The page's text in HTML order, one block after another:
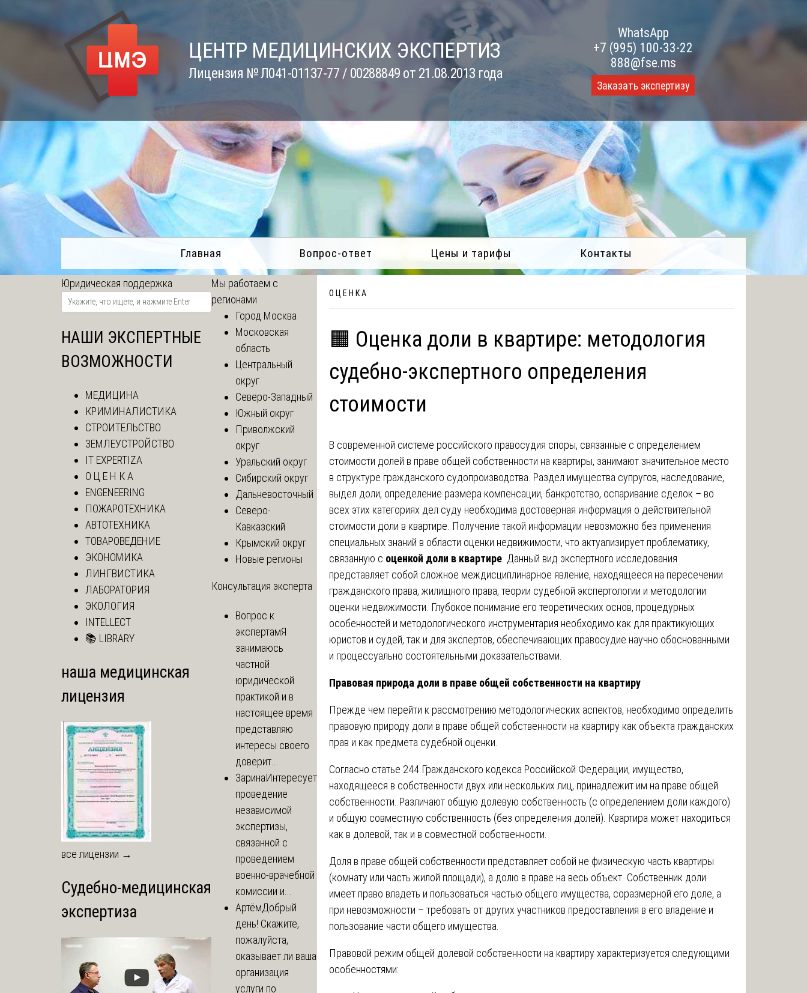
ЦЕНТР МЕДИЦИНСКИХ ЭКСПЕРТИЗ
Лицензия № Л041-01137-77 / 00288849 от 21.08.2013 года
WhatsApp
+7 (995) 100-33-22
888@fse.ms
Заказать экспертизу
Главная Вопрос-ответ Цены и тарифы Контакты
О Ц Е Н К А
🟧 Оценка доли в квартире: методология
судебно-экспертного определения
стоимости
В современной системе российского правосудия споры, связанные с определением
стоимости долей в праве общей собственности на квартиры, занимают значительное место
в структуре гражданского судопроизводства. Раздел имущества супругов, наследование,
выдел доли, определение размера компенсации, банкротство, оспаривание сделок – во
всех этих категориях дел суду необходима достоверная информация о действительной
стоимости доли в квартире. Получение такой информации невозможно без применения
специальных знаний в области оценки недвижимости, что актуализирует проблематику,
связанную с оценкой доли в квартире . Данный вид экспертного исследования
представляет собой сложное междисциплинарное явление, находящееся на пересечении
гражданского права, жилищного права, теории судебной экспертологии и методологии
оценки недвижимости. Глубокое понимание его теоретических основ, процедурных
особенностей и методологического инструментария необходимо как для практикующих
юристов и судей, так и для экспертов, обеспечивающих правосудие научно обоснованными
и процессуально состоятельными доказательствами.
Правовая природа доли в праве общей собственности на квартиру
Прежде чем перейти к рассмотрению методологических аспектов, необходимо определить
правовую природу доли в праве общей собственности на квартиру как объекта гражданских
прав и как предмета судебной оценки.
Согласно статье 244 Гражданского кодекса Российской Федерации, имущество,
находящееся в собственности двух или нескольких лиц, принадлежит им на праве общей
собственности. Различают общую долевую собственность (с определением доли каждого)
и общую совместную собственность (без определения долей). Квартира может находиться
как в долевой, так и в совместной собственности.
Доля в праве общей собственности представляет собой не физическую часть квартиры
(комнату или часть жилой площади), а долю в праве на весь объект. Собственник доли
имеет право владеть и пользоваться частью общего имущества, соразмерной его доле, а
при невозможности – требовать от других участников предоставления в его владение и
пользование части общего имущества.
Правовой режим общей долевой собственности на квартиру характеризуется следующими
особенностями:
Юридическая поддержка
НАШИ ЭКСПЕРТНЫЕ
ВОЗМОЖНОСТИ
МЕДИЦИНА
КРИМИНАЛИСТИКА
СТРОИТЕЛЬСТВО
ЗЕМЛЕУСТРОЙСТВО
IT EXPERTIZA
О Ц Е Н К А
ENGENEERING
ПОЖАРОТЕХНИКА
АВТОТЕХНИКА
ТОВАРОВЕДЕНИЕ
ЭКОНОМИКА
ЛИНГВИСТИКА
ЛАБОРАТОРИЯ
ЭКОЛОГИЯ
INTELLECT
📚 LIBRARY
наша медицинская
лицензия
все лицензии →
Судебно-медицинская
экспертиза
Мы работаем с
регионами
Город Москва
Московская
область
Центральный
округ
Северо-Западный
Южный округ
Приволжский
округ
Уральский округ
Сибирский округ
Дальневосточный
Северо-
Кавказский
Крымский округ
Новые регионы
Консультация эксперта
Вопрос к
экспертамЯ
занимаюсь
частной
юридической
практикой и в
настоящее время
представляю
интересы своего
доверит...
ЗаринаИнтересует
проведение
независимой
экспертизы,
связанной с
проведением
военно-врачебной
комиссии и...
АртёмДобрый
день! Скажите,
пожалуйста,
оказывает ли ваша
организация
услуги по